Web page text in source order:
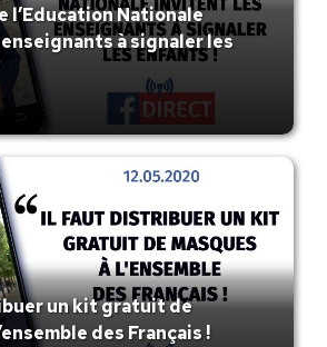
l’Education Nationale
à signaler les
un kit gratuit de
des Français !